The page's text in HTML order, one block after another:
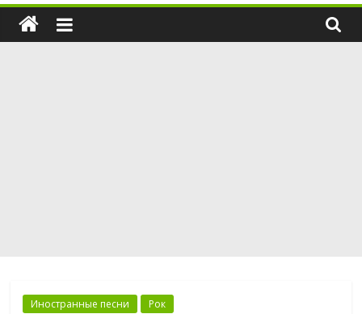
Иностранные песни Рок